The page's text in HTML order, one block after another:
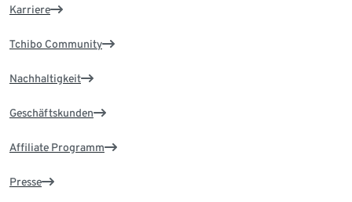
Karriere
Tchibo Community
Nachhaltigkeit
Geschäftskunden
Affiliate Programm
Presse